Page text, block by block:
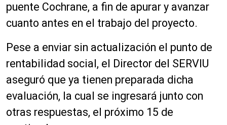
puente Cochrane, a fin de apurar y avanzar
cuanto antes en el trabajo del proyecto.
Pese a enviar sin actualización el punto de
rentabilidad social, el Director del SERVIU
aseguró que ya tienen preparada dicha
evaluación, la cual se ingresará junto con
otras respuestas, el próximo 15 de